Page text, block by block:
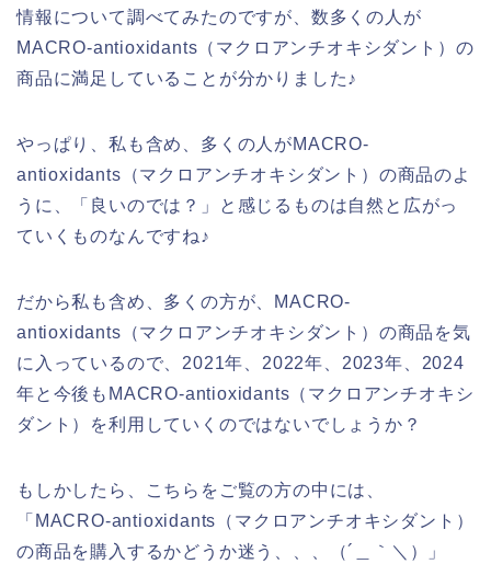
情報について調べてみたのですが、数多くの人が
MACRO-antioxidants（マクロアンチオキシダント）の
商品に満足していることが分かりました♪
やっぱり、私も含め、多くの人がMACRO-
antioxidants（マクロアンチオキシダント）の商品のよ
うに、「良いのでは？」と感じるものは自然と広がっ
ていくものなんですね♪
だから私も含め、多くの方が、MACRO-
antioxidants（マクロアンチオキシダント）の商品を気
に入っているので、2021年、2022年、2023年、2024
年と今後もMACRO-antioxidants（マクロアンチオキシ
ダント）を利用していくのではないでしょうか？
もしかしたら、こちらをご覧の方の中には、
「MACRO-antioxidants（マクロアンチオキシダント）
の商品を購入するかどうか迷う、、、（´＿｀＼）」